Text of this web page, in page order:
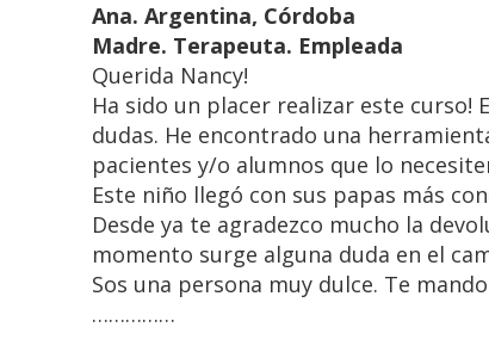
Ana. Argentina, Córdoba
Madre. Terapeuta. Empleada
Querida Nancy!
Ha sido un placer realizar este curso!
dudas. He encontrado una
pacientes y/o alumnos que lo
Este niño llegó con sus papas más
Desde ya te agradezco mucho la
momento surge alguna duda en el
Sos una persona muy dulce. Te
……………